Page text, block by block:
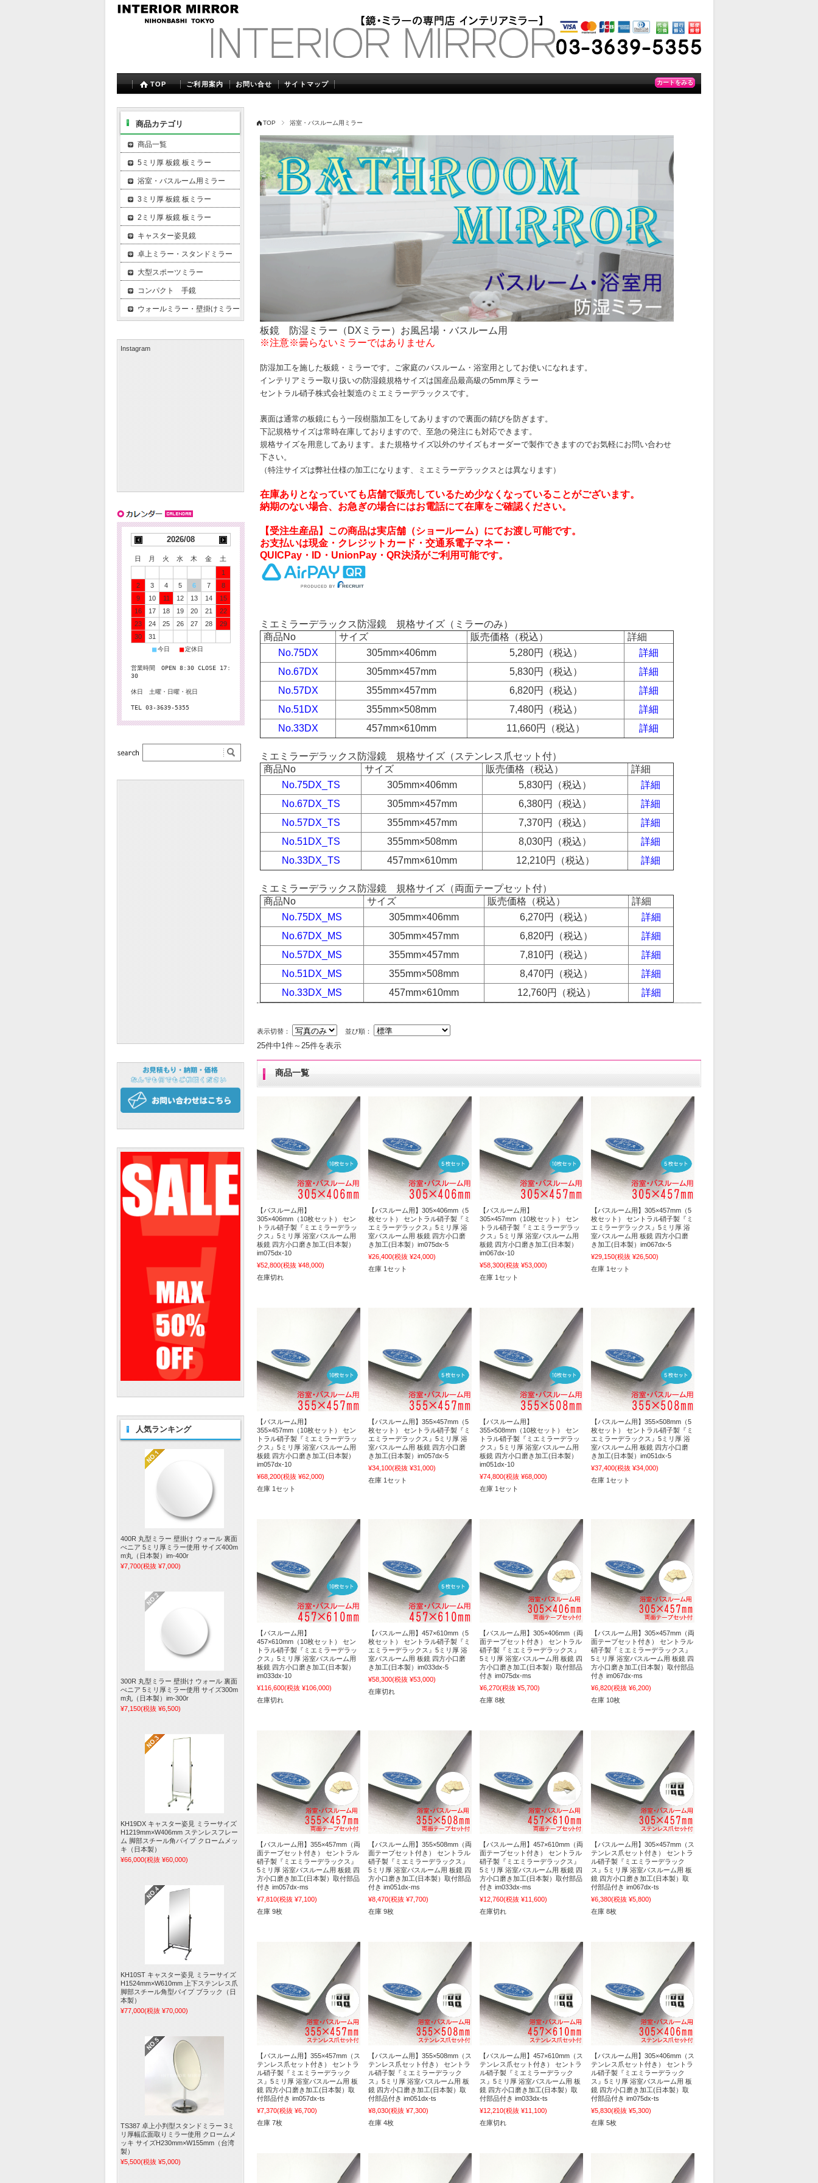
カートをみる
TOP ご利用案内 お問い合せ サイトマップ
TOP 浴室・バスルーム用ミラー
板鏡 防湿ミラー（DXミラー）お風呂場・バスルーム用
※注意※曇らないミラーではありません
防湿加工を施した板鏡・ミラーです。ご家庭のバスルーム・浴室用としてお使いになれます。
インテリアミラー取り扱いの防湿鏡規格サイズは国産品最高級の5mm厚ミラー
セントラル硝子株式会社製造のミエミラーデラックスです。
裏面は通常の板鏡にもう一段樹脂加工をしてありますので裏面の錆びを防ぎます。
下記規格サイズは常時在庫しておりますので、至急の発注にも対応できます。
規格サイズを用意してあります。また規格サイズ以外のサイズもオーダーで製作できますのでお気軽にお問い合わせ
下さい。
（特注サイズは弊社仕様の加工になります、ミエミラーデラックスとは異なります）
在庫ありとなっていても店舗で販売しているため少なくなっていることがございます。
納期のない場合、お急ぎの場合にはお電話にて在庫をご確認ください。
【受注生産品】この商品は実店舗（ショールーム）にてお渡し可能です。
お支払いは現金・クレジットカード・交通系電子マネー・
QUICPay・ID・UnionPay・QR決済がご利用可能です。
ミエミラーデラックス防湿鏡 規格サイズ（ミラーのみ）
商品No
サイズ 販売価格（税込）
詳細
No.75DX
305mm×406mm 5,280円（税込）
詳細
No.67DX
305mm×457mm 5,830円（税込）
詳細
No.57DX
355mm×457mm 6,820円（税込）
詳細
No.51DX
355mm×508mm 7,480円（税込）
詳細
No.33DX
457mm×610mm 11,660円（税込） 詳細
ミエミラーデラックス防湿鏡 規格サイズ（ステンレス爪セット付）
商品No
サイズ 販売価格（税込）
詳細
No.75DX_TS
305mm×406mm 5,830円（税込）
詳細
No.67DX_TS
305mm×457mm 6,380円（税込）
詳細
No.57DX_TS
355mm×457mm 7,370円（税込）
詳細
No.51DX_TS
355mm×508mm 8,030円（税込）
詳細
No.33DX_TS
457mm×610mm 12,210円（税込） 詳細
ミエミラーデラックス防湿鏡 規格サイズ（両面テープセット付）
商品No
サイズ 販売価格（税込）
詳細
No.75DX_MS
305mm×406mm 6,270円（税込）
詳細
No.67DX_MS
305mm×457mm 6,820円（税込）
詳細
No.57DX_MS
355mm×457mm 7,810円（税込）
詳細
No.51DX_MS
355mm×508mm 8,470円（税込）
詳細
No.33DX_MS
457mm×610mm 12,760円（税込） 詳細
表示切替： 並び順：
25件中1件～25件を表示
商品一覧
【バスルーム用】
305×406mm（10枚セット） セン
トラル硝子製『ミエミラーデラッ
クス』5ミリ厚 浴室バスルーム用
板鏡 四方小口磨き加工(日本製）
im075dx-10
¥52,800(税抜 ¥48,000)
在庫切れ
【バスルーム用】305×406mm（5
枚セット） セントラル硝子製『ミ
エミラーデラックス』5ミリ厚 浴
室バスルーム用 板鏡 四方小口磨
き加工(日本製）im075dx-5
¥26,400(税抜 ¥24,000)
在庫 1セット
【バスルーム用】
305×457mm（10枚セット） セン
トラル硝子製『ミエミラーデラッ
クス』5ミリ厚 浴室バスルーム用
板鏡 四方小口磨き加工(日本製）
im067dx-10
¥58,300(税抜 ¥53,000)
在庫 1セット
【バスルーム用】305×457mm（5
枚セット） セントラル硝子製『ミ
エミラーデラックス』5ミリ厚 浴
室バスルーム用 板鏡 四方小口磨
き加工(日本製）im067dx-5
¥29,150(税抜 ¥26,500)
在庫 1セット
【バスルーム用】
355×457mm（10枚セット） セン
トラル硝子製『ミエミラーデラッ
クス』5ミリ厚 浴室バスルーム用
板鏡 四方小口磨き加工(日本製）
im057dx-10
¥68,200(税抜 ¥62,000)
在庫 1セット
【バスルーム用】355×457mm（5
枚セット） セントラル硝子製『ミ
エミラーデラックス』5ミリ厚 浴
室バスルーム用 板鏡 四方小口磨
き加工(日本製）im057dx-5
¥34,100(税抜 ¥31,000)
在庫 1セット
【バスルーム用】
355×508mm（10枚セット） セン
トラル硝子製『ミエミラーデラッ
クス』5ミリ厚 浴室バスルーム用
板鏡 四方小口磨き加工(日本製）
im051dx-10
¥74,800(税抜 ¥68,000)
在庫 1セット
【バスルーム用】355×508mm（5
枚セット） セントラル硝子製『ミ
エミラーデラックス』5ミリ厚 浴
室バスルーム用 板鏡 四方小口磨
き加工(日本製）im051dx-5
¥37,400(税抜 ¥34,000)
在庫 1セット
【バスルーム用】
457×610mm（10枚セット） セン
トラル硝子製『ミエミラーデラッ
クス』5ミリ厚 浴室バスルーム用
板鏡 四方小口磨き加工(日本製）
im033dx-10
¥116,600(税抜 ¥106,000)
在庫切れ
【バスルーム用】457×610mm（5
枚セット） セントラル硝子製『ミ
エミラーデラックス』5ミリ厚 浴
室バスルーム用 板鏡 四方小口磨
き加工(日本製）im033dx-5
¥58,300(税抜 ¥53,000)
在庫切れ
【バスルーム用】305×406mm（両
面テープセット付き） セントラル
硝子製『ミエミラーデラックス』
5ミリ厚 浴室バスルーム用 板鏡 四
方小口磨き加工(日本製）取付部品
付き im075dx-ms
¥6,270(税抜 ¥5,700)
在庫 8枚
【バスルーム用】305×457mm（両
面テープセット付き） セントラル
硝子製『ミエミラーデラックス』
5ミリ厚 浴室バスルーム用 板鏡 四
方小口磨き加工(日本製）取付部品
付き im067dx-ms
¥6,820(税抜 ¥6,200)
在庫 10枚
【バスルーム用】355×457mm（両
面テープセット付き） セントラル
硝子製『ミエミラーデラックス』
5ミリ厚 浴室バスルーム用 板鏡 四
方小口磨き加工(日本製）取付部品
付き im057dx-ms
¥7,810(税抜 ¥7,100)
在庫 9枚
【バスルーム用】355×508mm（両
面テープセット付き） セントラル
硝子製『ミエミラーデラックス』
5ミリ厚 浴室バスルーム用 板鏡 四
方小口磨き加工(日本製）取付部品
付き im051dx-ms
¥8,470(税抜 ¥7,700)
在庫 9枚
【バスルーム用】457×610mm（両
面テープセット付き） セントラル
硝子製『ミエミラーデラックス』
5ミリ厚 浴室バスルーム用 板鏡 四
方小口磨き加工(日本製）取付部品
付き im033dx-ms
¥12,760(税抜 ¥11,600)
在庫切れ
【バスルーム用】305×457mm（ス
テンレス爪セット付き） セントラ
ル硝子製『ミエミラーデラック
ス』5ミリ厚 浴室バスルーム用 板
鏡 四方小口磨き加工(日本製）取
付部品付き im067dx-ts
¥6,380(税抜 ¥5,800)
在庫 8枚
【バスルーム用】355×457mm（ス
テンレス爪セット付き） セントラ
ル硝子製『ミエミラーデラック
ス』5ミリ厚 浴室バスルーム用 板
鏡 四方小口磨き加工(日本製）取
付部品付き im057dx-ts
¥7,370(税抜 ¥6,700)
在庫 7枚
【バスルーム用】355×508mm（ス
テンレス爪セット付き） セントラ
ル硝子製『ミエミラーデラック
ス』5ミリ厚 浴室バスルーム用 板
鏡 四方小口磨き加工(日本製）取
付部品付き im051dx-ts
¥8,030(税抜 ¥7,300)
在庫 4枚
【バスルーム用】457×610mm（ス
テンレス爪セット付き） セントラ
ル硝子製『ミエミラーデラック
ス』5ミリ厚 浴室バスルーム用 板
鏡 四方小口磨き加工(日本製）取
付部品付き im033dx-ts
¥12,210(税抜 ¥11,100)
在庫切れ
【バスルーム用】305×406mm（ス
テンレス爪セット付き） セントラ
ル硝子製『ミエミラーデラック
ス』5ミリ厚 浴室バスルーム用 板
鏡 四方小口磨き加工(日本製）取
付部品付き im075dx-ts
¥5,830(税抜 ¥5,300)
在庫 5枚
商品カテゴリ
商品一覧
5ミリ厚 板鏡 板ミラー
浴室・バスルーム用ミラー
3ミリ厚 板鏡 板ミラー
2ミリ厚 板鏡 板ミラー
キャスター姿見鏡
卓上ミラー・スタンドミラー
大型スポーツミラー
コンパクト 手鏡
ウォールミラー・壁掛けミラー
Instagram
2026/08
日 月 火 水 木 金
土
1
2
3 4 5 6 7
8
9
10 11 12 13 14
15
16
17 18 19 20 21
22
23
24 25 26 27 28
29
30
31
■今日 ■定休日
営業時間 OPEN 8:30 CLOSE 17:
30
休日 土曜・日曜・祝日
TEL 03-3639-5355
人気ランキング
400R 丸型ミラー 壁掛け ウォール 裏面
べニア 5ミリ厚ミラー使用 サイズ400m
m丸（日本製）im-400r
¥7,700(税抜 ¥7,000)
300R 丸型ミラー 壁掛け ウォール 裏面
べニア 5ミリ厚ミラー使用 サイズ300m
m丸（日本製）im-300r
¥7,150(税抜 ¥6,500)
KH19DX キャスター姿見 ミラーサイズ
H1219mm×W406mm ステンレスフレー
ム 脚部スチール角パイプ クロームメッ
キ（日本製）
¥66,000(税抜 ¥60,000)
KH10ST キャスター姿見 ミラーサイズ
H1524mm×W610mm 上下ステンレス爪
脚部スチール角型パイプ ブラック（日
本製）
¥77,000(税抜 ¥70,000)
TS387 卓上小判型スタンドミラー 3ミ
リ厚幅広面取りミラー使用 クロームメ
ッキ サイズH230mm×W155mm（台湾
製）
¥5,500(税抜 ¥5,000)